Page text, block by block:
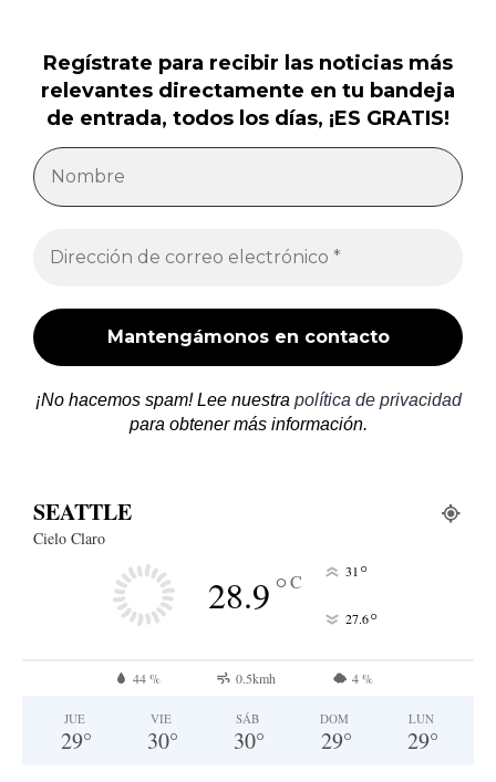
Regístrate para recibir las noticias más
relevantes directamente en tu bandeja
de entrada, todos los días, ¡ES GRATIS!
¡No hacemos spam! Lee nuestra política de privacidad
para obtener más información.
SEATTLE
Cielo Claro
28.9°C 31 °
27.6°
44 % 0.5kmh 4 %
JUE
29°
VIE
30°
SÁB
30°
DOM
29°
LUN
29°